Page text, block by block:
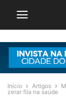
Início Artigos
zerar fila na saúde